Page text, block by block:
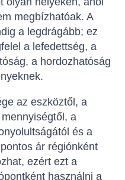
megbízhatóak. A
a legdrágább; ez
a lefedettség, a
a hordozhatóság
az eszköztől, a
a
és a
ár régiónként
ezért ezt a
használni a